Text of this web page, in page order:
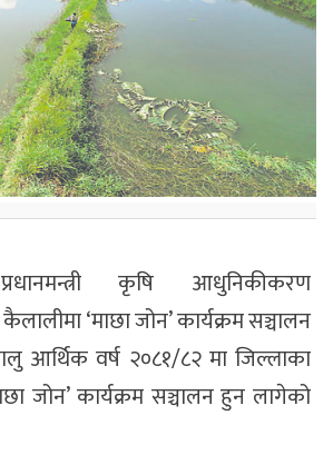
कृषि आधुनिकीकरण
‘माछा जोन’ कार्यक्रम सञ्चालन
आर्थिक वर्ष २०८१/८२ मा जिल्लाका
जोन’ कार्यक्रम सञ्चालन हुन लागेको